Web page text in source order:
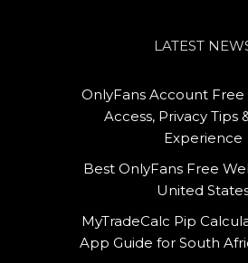
LATEST
OnlyFans Account Free
Access, Privacy Tips
Experience
Best OnlyFans Free
United
MyTradeCalc Pip
App Guide for South